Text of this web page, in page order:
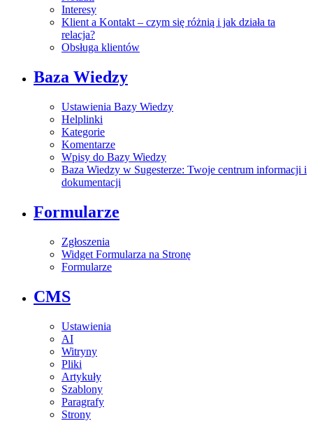
Interesy
Klient a Kontakt – czym się różnią i jak działa ta
relacja?
Obsługa klientów
Baza Wiedzy
Ustawienia Bazy Wiedzy
Helplinki
Kategorie
Komentarze
Wpisy do Bazy Wiedzy
Baza Wiedzy w Sugesterze: Twoje centrum informacji i
dokumentacji
Formularze
Zgłoszenia
Widget Formularza na Stronę
Formularze
CMS
Ustawienia
AI
Witryny
Pliki
Artykuły
Szablony
Paragrafy
Strony